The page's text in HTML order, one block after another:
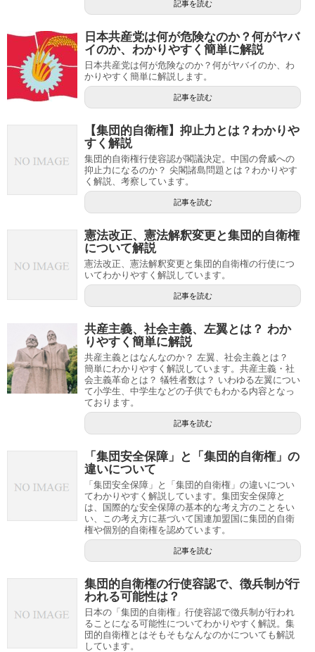
記事を読む
日本共産党は何が危険なのか？何がヤバ
イのか、わかりやすく簡単に解説
日本共産党は何が危険なのか？何がヤバイのか、わ
かりやすく簡単に解説します。
記事を読む
【集団的自衛権】抑止力とは？わかりや
すく解説
集団的自衛権行使容認が閣議決定。中国の脅威への
抑止力になるのか？ 尖閣諸島問題とは？わかりやす
く解説、考察しています。
記事を読む
憲法改正、憲法解釈変更と集団的自衛権
について解説
憲法改正、憲法解釈変更と集団的自衛権の行使につ
いてわかりやすく解説しています。
記事を読む
共産主義、社会主義、左翼とは？ わか
りやすく簡単に解説
共産主義とはなんなのか？ 左翼、社会主義とは？
簡単にわかりやすく解説しています。共産主義・社
会主義革命とは？ 犠牲者数は？ いわゆる左翼につい
て小学生、中学生などの子供でもわかる内容となっ
ております。
記事を読む
「集団安全保障」と「集団的自衛権」の
違いについて
「集団安全保障」と「集団的自衛権」の違いについ
てわかりやすく解説しています。集団安全保障と
は、国際的な安全保障の基本的な考え方のことをい
い、この考え方に基づいて国連加盟国に集団的自衛
権や個別的自衛権を認めています。
記事を読む
集団的自衛権の行使容認で、徴兵制が行
われる可能性は？
日本の「集団的自衛権」行使容認で徴兵制が行われ
ることになる可能性についてわかりやすく解説。集
団的自衛権とはそもそもなんなのかについても解説
しています。